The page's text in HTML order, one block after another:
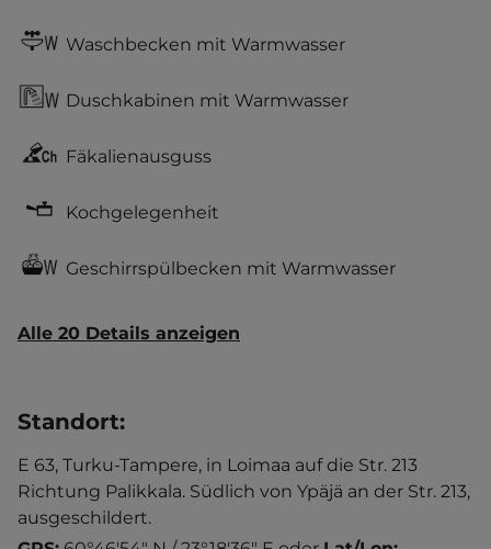
Waschbecken mit Warmwasser
Duschkabinen mit Warmwasser
Fäkalienausguss
Kochgelegenheit
Geschirrspülbecken mit Warmwasser
Alle 20 Details anzeigen
Standort:
E 63, Turku-Tampere, in Loimaa auf die Str. 213
Richtung Palikkala. Südlich von Ypäjä an der Str. 213,
ausgeschildert.